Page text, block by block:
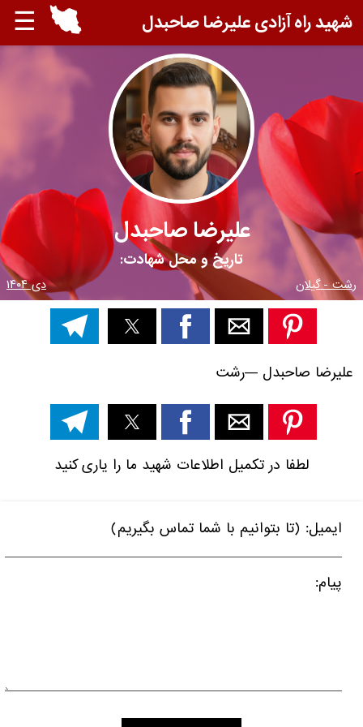
☰ شهید راه آزادی علیرضا صاحبدل
علیرضا صاحبدل
تاریخ و محل شهادت:
رشت - گیلان دی ۱۴۰۴
علیرضا صاحبدل —رشت
لطفا در تکمیل اطلاعات شهید ما را یاری کنید
ایمیل: (تا بتوانیم با شما تماس بگیریم)
پیام: